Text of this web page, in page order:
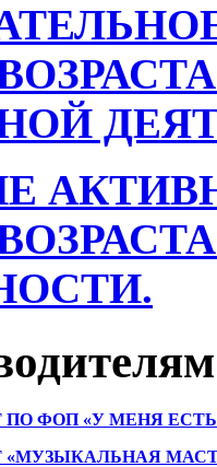
ПО ФОП «У МЕНЯ
«МУЗЫКАЛЬНАЯ